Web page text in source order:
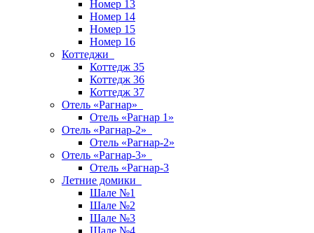
Номер 13
Номер 14
Номер 15
Номер 16
Коттеджи
Коттедж 35
Коттедж 36
Коттедж 37
Отель «Рагнар»
Отель «Рагнар 1»
Отель «Рагнар-2»
Отель «Рагнар-2»
Отель «Рагнар-3»
Отель «Рагнар-3
Летние домики
Шале №1
Шале №2
Шале №3
Шале №4